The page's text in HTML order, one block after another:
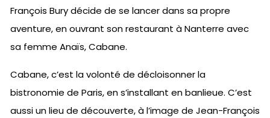
François Bury décide de se lancer dans sa propre
aventure, en ouvrant son restaurant à Nanterre avec
sa femme Anaïs, Cabane.
Cabane, c’est la volonté de décloisonner la
bistronomie de Paris, en s’installant en banlieue. C’est
aussi un lieu de découverte, à l’image de Jean-François